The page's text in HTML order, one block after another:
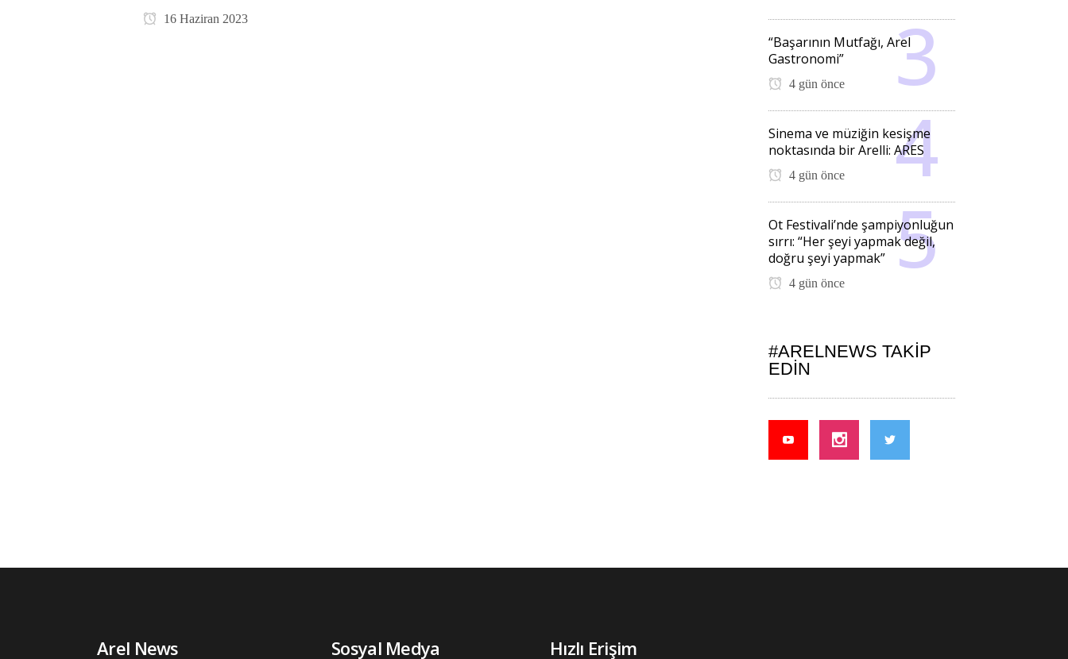
16 Haziran 2023
“Başarının Mutfağı, Arel
Gastronomi”
4 gün önce
Sinema ve müziğin kesişme
noktasında bir Arelli: ARES
4 gün önce
Ot Festivali’nde şampiyonluğun
sırrı: “Her şeyi yapmak değil,
doğru şeyi yapmak”
4 gün önce
#ARELNEWS TAKIP
EDIN
Arel News Sosyal Medya Hızlı Erişim